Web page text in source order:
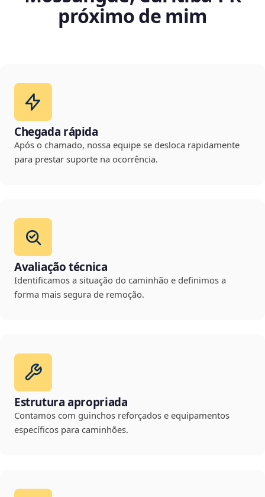
próximo de mim
Chegada rápida
Após o chamado, nossa equipe se desloca rapidamente
para prestar suporte na ocorrência.
Avaliação técnica
Identificamos a situação do caminhão e definimos a
forma mais segura de remoção.
Estrutura apropriada
Contamos com guinchos reforçados e equipamentos
específicos para caminhões.